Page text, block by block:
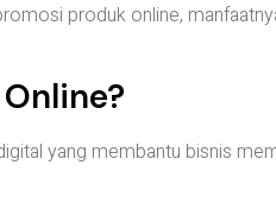
produk online,
yang membantu bisnis